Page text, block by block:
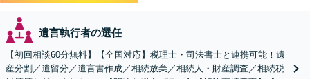
遺言執行者の選任
【初回相談60分無料】【全国対応】税理士・司法書士と連携可能！遺
産分割／遺留分／遺言書作成／相続放棄／相続人・財産調査／相続税